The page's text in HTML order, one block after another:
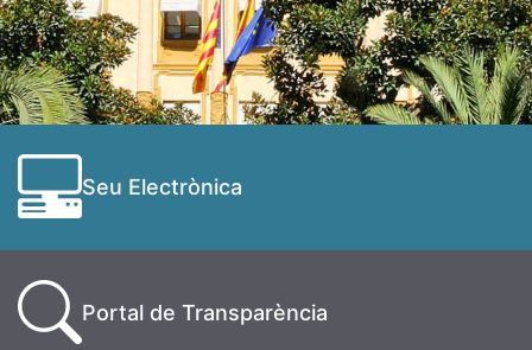
Seu Electrònica
Portal de Transparència